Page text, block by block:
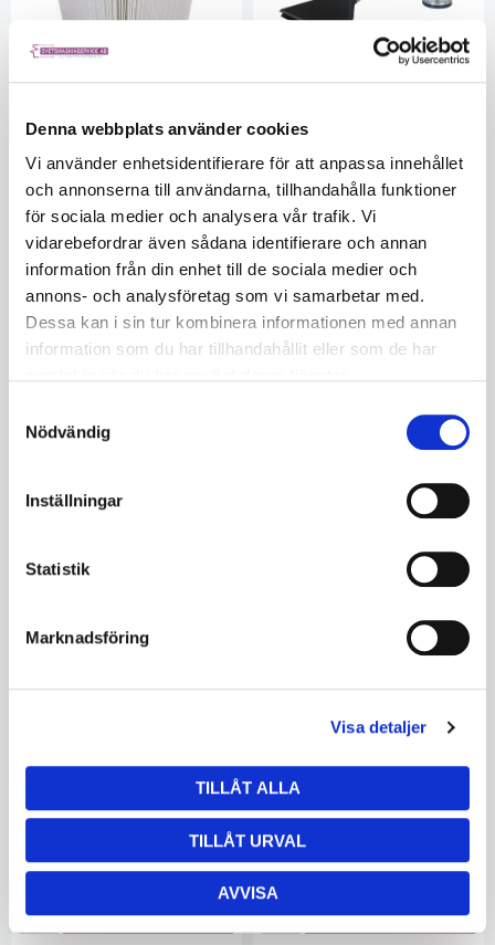
Denna webbplats använder cookies
Vi använder enhetsidentifierare för att anpassa innehållet
och annonserna till användarna, tillhandahålla funktioner
för sociala medier och analysera vår trafik. Vi
vidarebefordrar även sådana identifierare och annan
information från din enhet till de sociala medier och
annons- och analysföretag som vi samarbetar med.
Dessa kan i sin tur kombinera informationen med annan
information som du har tillhandahållit eller som de har
Nödvändig
Inställningar
Statistik
Marknadsföring
Visa detaljer
TILLÅT ALLA
TILLÅT URVAL
AVVISA
Partikelfilter för MF
2000/3000
FUMFPF2
Ej i lager
5561905729
2 930
KÖP
Spaltmunstycke b=220 mm
FUSM220
Munstycke med magnetfot
Ej i lager
1 840
KÖP
5561905729
2 360
KÖP
Trattmunstycke 80mm
Munstycke med magnetfot
5561905729
1 430
KÖP